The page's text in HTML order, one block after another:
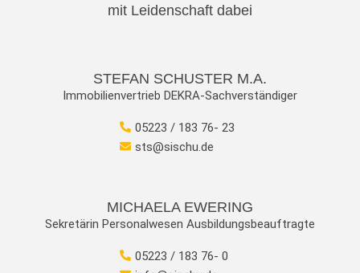
mit Leidenschaft dabei
STEFAN SCHUSTER M.A.
Immobilienvertrieb DEKRA-Sachverständiger
05223 / 183 76- 23
sts@sischu.de
MICHAELA EWERING
Sekretärin Personalwesen Ausbildungsbeauftragte
05223 / 183 76- 0